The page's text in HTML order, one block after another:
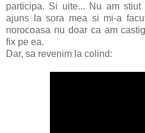
participa. Si uite... Nu am
ajuns la sora mea si mi-a
norocoasa nu doar ca am
fix pe ea.
Dar, sa revenim la colind: